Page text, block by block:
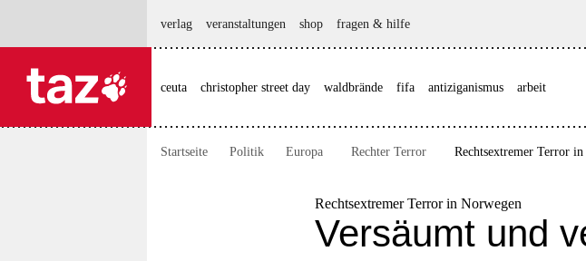
verlag
veranstaltungen shop fragen & hilfe
ceuta christopher street day waldbrände fifa antiziganismus arbeit
Startseite Politik Europa Rechter Terror Rechtsextremer Terror
Rechtsextremer Terror in Norwegen
Versäumt und